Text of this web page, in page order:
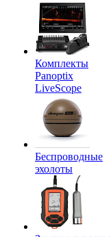
Комплекты
Panoptix
LiveScope
Беспроводные
эхолоты